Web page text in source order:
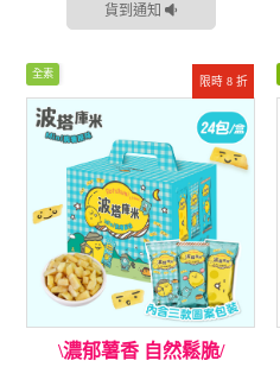
貨到通知
限時 8 折
全素
\濃郁薯香 自然鬆脆/